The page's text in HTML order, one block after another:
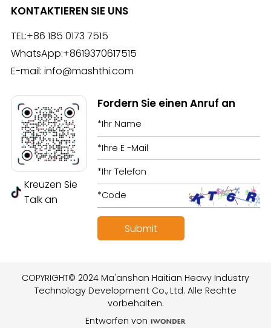
KONTAKTIEREN SIE UNS
TEL:+86 185 0173 7515
WhatsApp:+8619370617515
E-mail: info@mashthi.com
Kreuzen Sie
Talk an
Fordern Sie einen Anruf an
COPYRIGHT© 2024 Ma'anshan Haitian Heavy Industry
Technology Development Co., Ltd. Alle Rechte
vorbehalten.
Entworfen von